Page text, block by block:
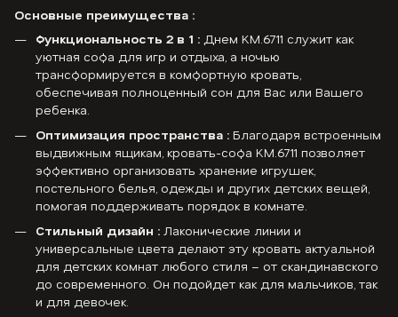
Основные преимущества :
Функциональность 2 в 1 : Днем KM.6711 служит как
уютная софа для игр и отдыха, а ночью
трансформируется в комфортную кровать,
обеспечивая полноценный сон для Вас или Вашего
ребенка.
Оптимизация пространства : Благодаря встроенным
выдвижным ящикам, кровать-софа KM.6711 позволяет
эффективно организовать хранение игрушек,
постельного белья, одежды и других детских вещей,
помогая поддерживать порядок в комнате.
Стильный дизайн : Лаконические линии и
универсальные цвета делают эту кровать актуальной
для детских комнат любого стиля – от скандинавского
до современного. Он подойдет как для мальчиков, так
и для девочек.